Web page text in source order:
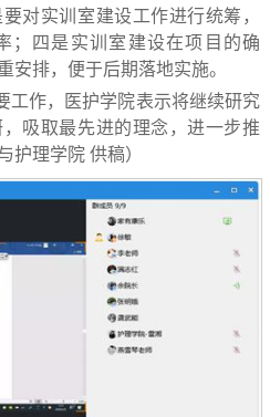
对实训室建设工作进行统筹，
；四是实训室建设在项目的确
安排，便于后期落地实施。
工作，医护学院表示将继续研究
吸取最先进的理念，进一步推
护理学院 供稿）